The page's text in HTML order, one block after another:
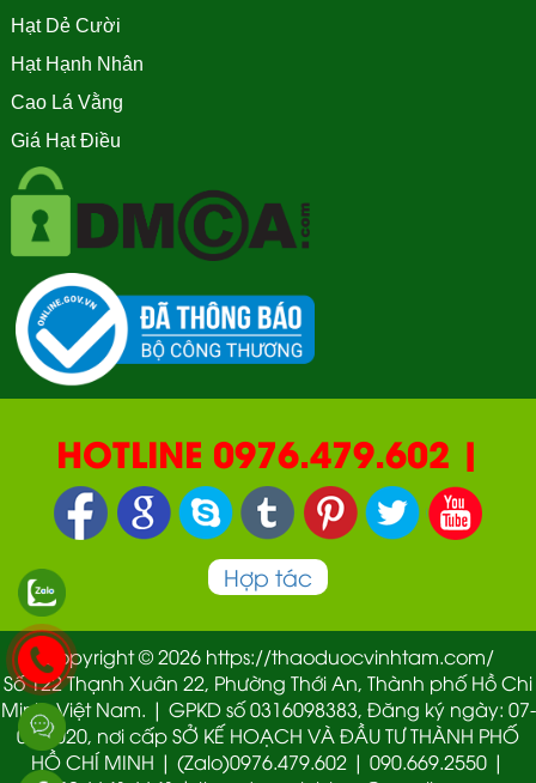
Hạt Dẻ Cười
Hạt Hạnh Nhân
Cao Lá Vằng
Giá Hạt Điều
HOTLINE 0976.479.602 |
090.669.2550 | 0987.877.193
Hợp tác
Copyright © 2026 https://thaoduocvinhtam.com/
Số 122 Thạnh Xuân 22, Phường Thới An, Thành phố Hồ Chi
Minh, Việt Nam. | GPKD số 0316098383, Đăng ký ngày: 07-
01-2020, nơi cấp SỞ KẾ HOẠCH VÀ ĐẦU TƯ THÀNH PHỐ
HỒ CHÍ MINH | (Zalo)0976.479.602 | 090.669.2550 |